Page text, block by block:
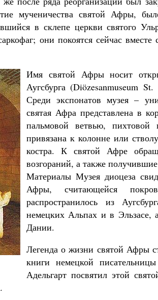
мученичества святой Афры,
в склепе церкви святого
они покоятся сейчас
Имя святой Афры носит
Аугсбурга (Diözesanmuseum
Среди экспонатов музея –
святая Афра представлена в
пальмовой ветвью,
привязана к колонне или
костра. К святой Афре
возгораний, а также
Материалы Музея диоцеза
Афры, считающейся
распространилось из
немецких Альпах и в
Дании.
Легенда о жизни святой Афры
книги немецкой
Адельгарт посвятил этой